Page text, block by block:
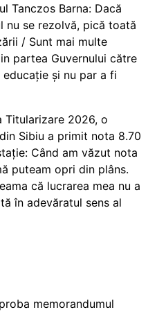
Tanczos Barna: Dacă
nu se rezolvă, pică toată
/ Sunt mai multe
partea Guvernului către
și nu par a fi
Titularizare 2026, o
Sibiu a primit nota 8.70
Când am văzut nota
puteam opri din plâns.
că lucrarea mea nu a
în adevăratul sens al
memorandumul